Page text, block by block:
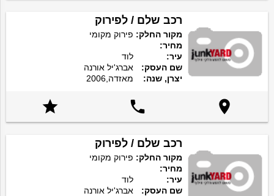
רכב שלם / לפירוק
מקור החלק: פירוק מקומי
מחיר:
עיר:
לוד
שם העסק:
אברג'יל אורנה
יצרן, שנה:
מאזדה,2006



רכב שלם / לפירוק
מקור החלק: פירוק מקומי
מחיר:
עיר:
לוד
שם העסק:
אברג'יל אורנה